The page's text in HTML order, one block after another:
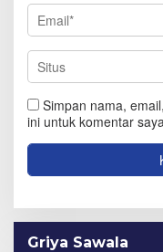
Simpan nama,
ini untuk komentar
Griya Sawala